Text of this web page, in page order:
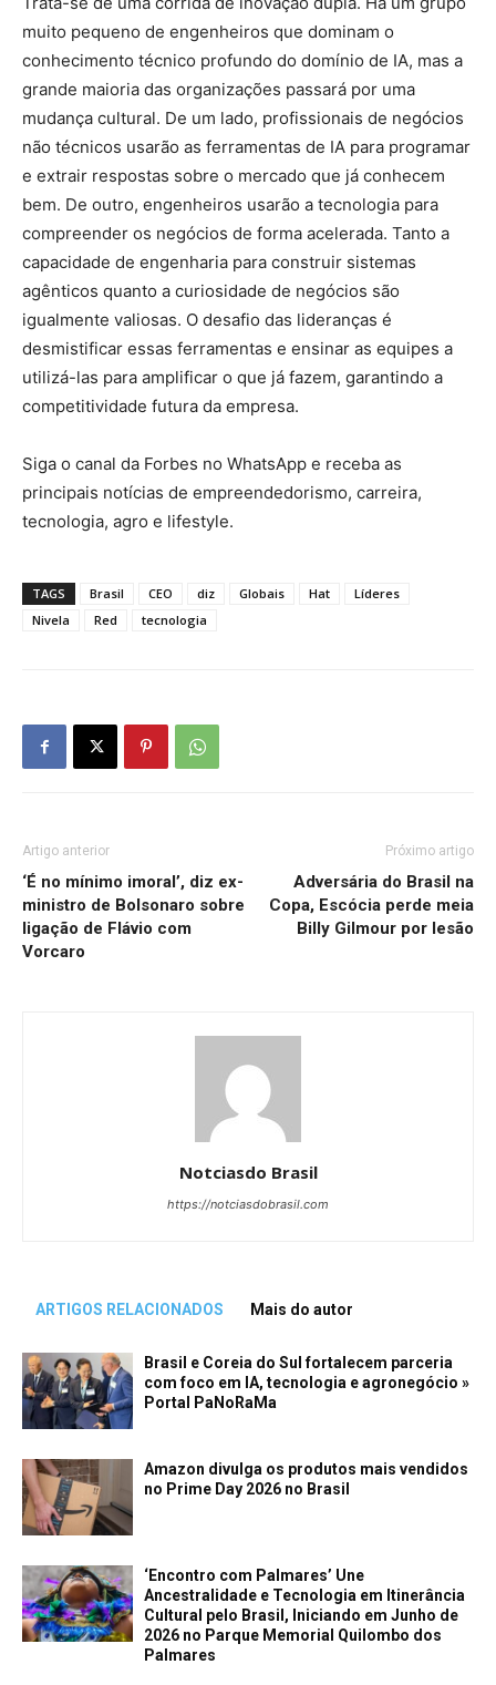
muito pequeno de engenheiros que dominam o
conhecimento técnico profundo do domínio de IA, mas a
grande maioria das organizações passará por uma
mudança cultural. De um lado, profissionais de negócios
não técnicos usarão as ferramentas de IA para programar
e extrair respostas sobre o mercado que já conhecem
bem. De outro, engenheiros usarão a tecnologia para
compreender os negócios de forma acelerada. Tanto a
capacidade de engenharia para construir sistemas
agênticos quanto a curiosidade de negócios são
igualmente valiosas. O desafio das lideranças é
desmistificar essas ferramentas e ensinar as equipes a
utilizá-las para amplificar o que já fazem, garantindo a
competitividade futura da empresa.
Siga o canal da Forbes no WhatsApp e receba as
principais notícias de empreendedorismo, carreira,
tecnologia, agro e lifestyle.
TAGS Brasil CEO diz Globais Hat
Líderes
Nivela
Red tecnologia
Artigo anterior
‘É no mínimo imoral’, diz ex-
ministro de Bolsonaro sobre
ligação de Flávio com
Vorcaro
Próximo artigo
Adversária do Brasil na
Copa, Escócia perde meia
Billy Gilmour por lesão
Notciasdo Brasil
https://notciasdobrasil.com
ARTIGOS RELACIONADOS Mais do autor
Brasil e Coreia do Sul fortalecem parceria
com foco em IA, tecnologia e agronegócio »
Portal PaNoRaMa
Amazon divulga os produtos mais vendidos
no Prime Day 2026 no Brasil
‘Encontro com Palmares’ Une
Ancestralidade e Tecnologia em Itinerância
Cultural pelo Brasil, Iniciando em Junho de
2026 no Parque Memorial Quilombo dos
Palmares